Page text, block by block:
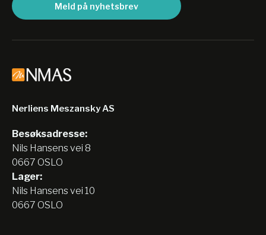
Meld på nyhetsbrev
Nerliens Meszansky AS
Besøksadresse:
Nils Hansens vei 8
0667 OSLO
Lager:
Nils Hansens vei 10
0667 OSLO